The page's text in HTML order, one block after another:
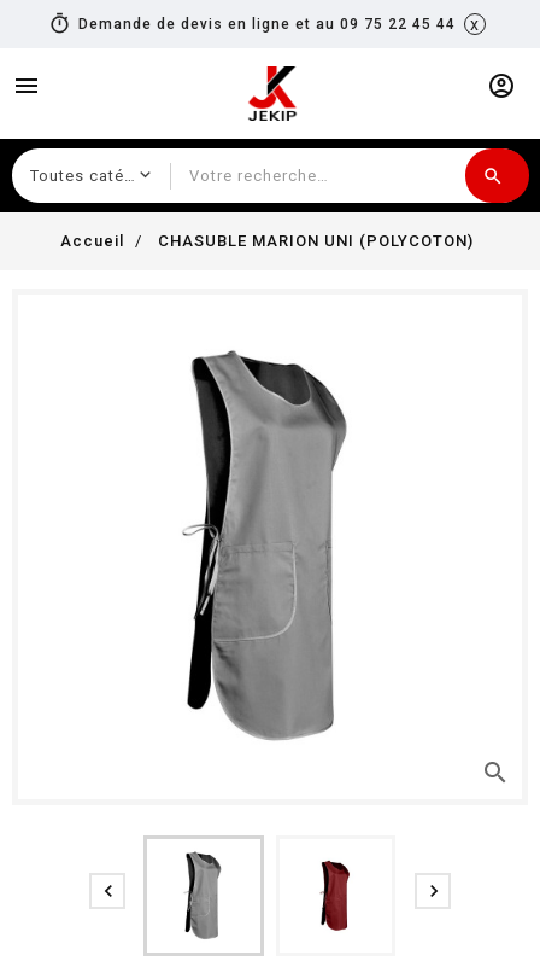
timer Demande de devis en ligne et au 09 75 22 45 44 x
menu account_circle
search
Accueil CHASUBLE MARION UNI (POLYCOTON)
search
 